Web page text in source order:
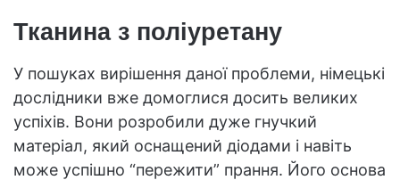
Тканина з поліуретану
У пошуках вирішення даної проблеми, німецькі
дослідники вже домоглися досить великих
успіхів. Вони розробили дуже гнучкий
матеріал, який оснащений діодами і навіть
може успішно “пережити” прання. Його основа